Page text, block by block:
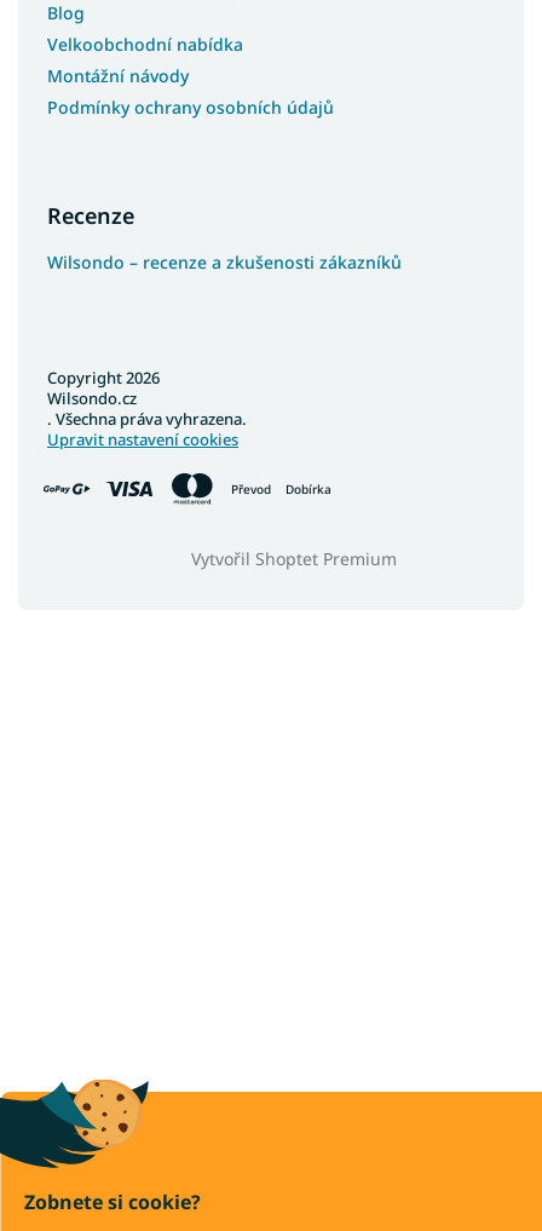
Zobnete si cookie?
Blog
Velkoobchodní nabídka
Montážní návody
Podmínky ochrany osobních údajů
Recenze
Wilsondo – recenze a zkušenosti zákazníků
Převod Dobírka
Vytvořil Shoptet Premium
Copyright 2026
Wilsondo.cz
. Všechna práva vyhrazena.
Upravit nastavení cookies